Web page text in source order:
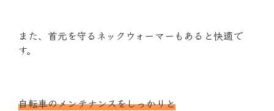
また、首元を守るネックウォーマーもあると快適で
す。
自転車のメンテナンスをしっかりと